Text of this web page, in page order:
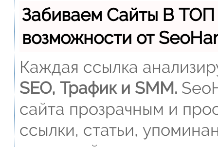
Забиваем Сайты В
возможности от
Каждая ссылка
SEO, Трафик и SMM.
сайта прозрачным и
ссылки, статьи,